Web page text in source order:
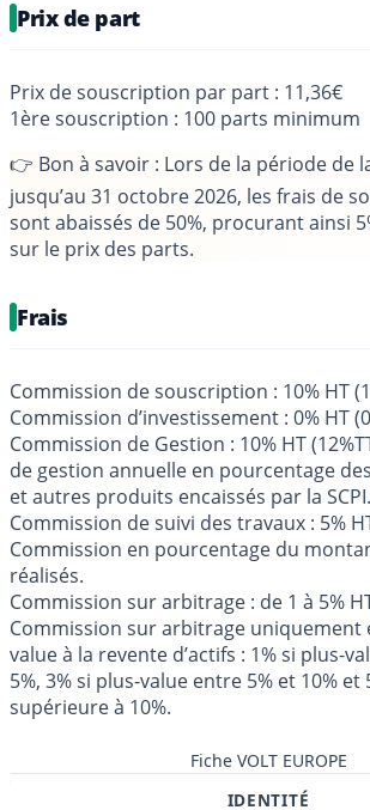
Prix de part
Prix de souscription par part : 11,36€
1ère souscription : 100 parts minimum
👉 Bon à savoir : Lors de la période de
jusqu’au 31 octobre 2026, les frais de
sont abaissés de 50%, procurant ainsi
sur le prix des parts.
Frais
Commission de souscription : 10% HT
Commission d’investissement : 0% HT
Commission de Gestion : 10% HT
de gestion annuelle en pourcentage
et autres produits encaissés par la SCPI.
Commission de suivi des travaux : 5%
Commission en pourcentage du
réalisés.
Commission sur arbitrage : de 1 à 5%
Commission sur arbitrage uniquement
value à la revente d’actifs : 1% si plus-
5%, 3% si plus-value entre 5% et 10% et
supérieure à 10%.
Fiche VOLT EUROPE
IDENTITÉ